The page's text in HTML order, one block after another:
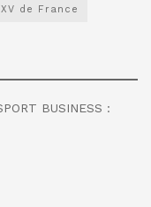
XV de France
BUSINESS :